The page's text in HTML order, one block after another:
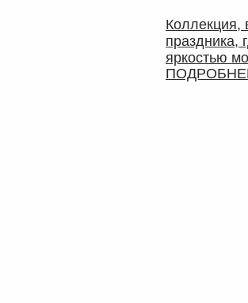
Коллекция,
праздника,
яркостью